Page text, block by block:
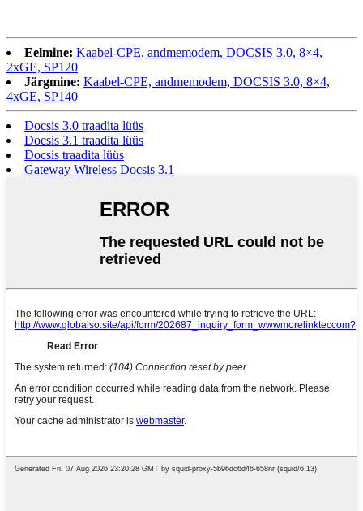
Eelmine: Kaabel-CPE, andmemodem, DOCSIS 3.0, 8×4,
2xGE, SP120
Järgmine: Kaabel-CPE, andmemodem, DOCSIS 3.0, 8×4,
4xGE, SP140
Docsis 3.0 traadita lüüs
Docsis 3.1 traadita lüüs
Docsis traadita lüüs
Gateway Wireless Docsis 3.1